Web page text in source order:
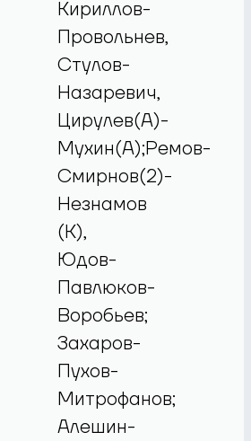
Кириллов-
Провольнев,
Стулов-
Назаревич,
Цирулев(А)-
Мухин(А);Ремов-
Смирнов(2)-
Незнамов
(К),
Юдов-
Павлюков-
Воробьев;
Захаров-
Пухов-
Митрофанов;
Алешин-